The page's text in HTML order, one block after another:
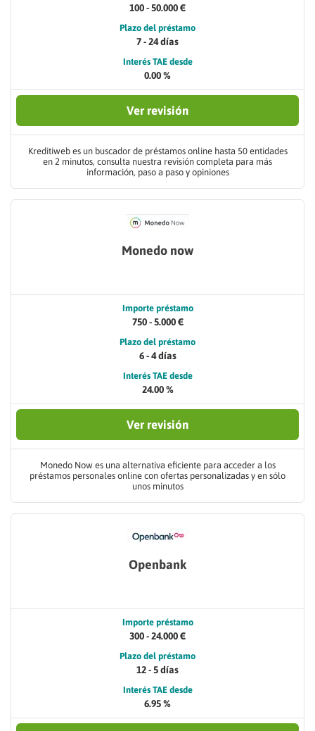
100 - 50.000 €
Plazo del préstamo
7 - 24 días
Interés TAE desde
0.00 %
Ver revisión
Kreditiweb es un buscador de préstamos online hasta 50 entidades
en 2 minutos, consulta nuestra revisión completa para más
información, paso a paso y opiniones
Monedo now
Importe préstamo
750 - 5.000 €
Plazo del préstamo
6 - 4 días
Interés TAE desde
24.00 %
Ver revisión
Monedo Now es una alternativa eficiente para acceder a los
préstamos personales online con ofertas personalizadas y en sólo
unos minutos
Openbank
Importe préstamo
300 - 24.000 €
Plazo del préstamo
12 - 5 días
Interés TAE desde
6.95 %